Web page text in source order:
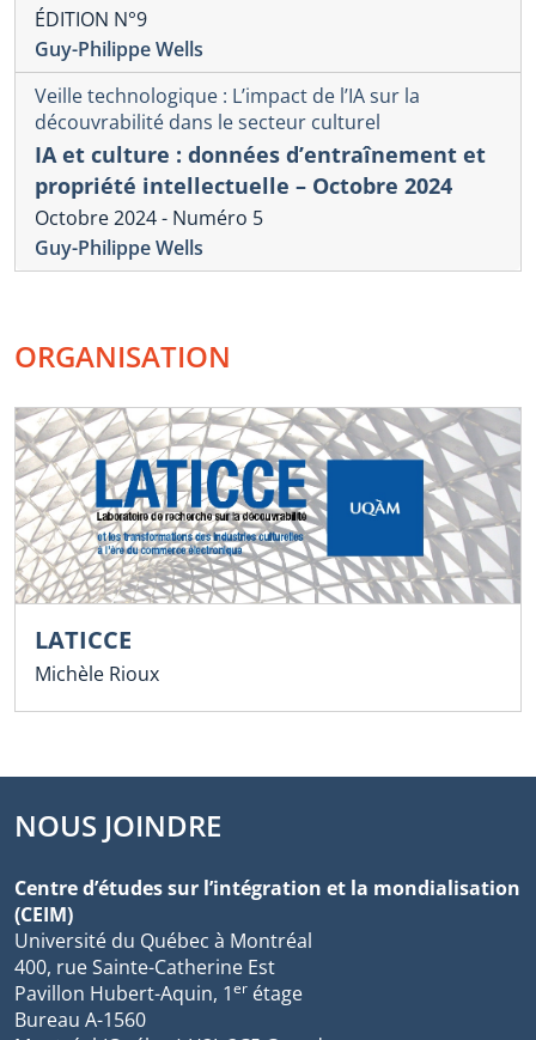
ÉDITION N°9
Guy-Philippe Wells
Veille technologique : L’impact de l’IA sur la
découvrabilité dans le secteur culturel
IA et culture : données d’entraînement et
propriété intellectuelle – Octobre 2024
Octobre 2024 - Numéro 5
Guy-Philippe Wells
ORGANISATION
LATICCE
Michèle Rioux
NOUS JOINDRE
Centre d’études sur l’intégration et la mondialisation
(CEIM)
Université du Québec à Montréal
400, rue Sainte-Catherine Est
Pavillon Hubert-Aquin, 1er étage
Bureau A-1560